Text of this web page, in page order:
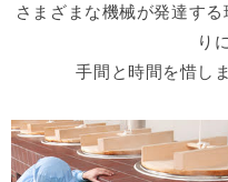
さまざまな機械が発達す
り
手間と時間を惜し